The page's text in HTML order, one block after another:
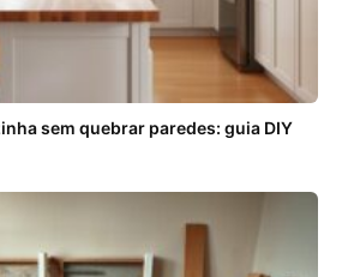
sem quebrar paredes: guia DIY